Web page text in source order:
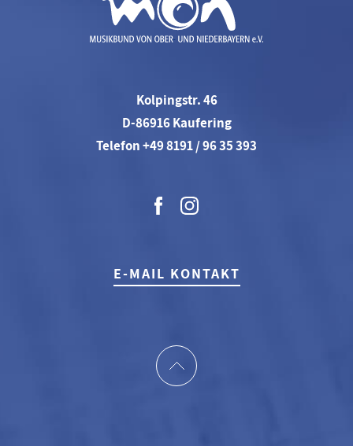
Kolpingstr. 46
D-86916 Kaufering
Telefon +49 8191 / 96 35 393
E-MAIL KONTAKT